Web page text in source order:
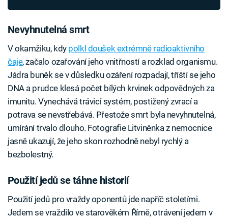
Nevyhnutelná smrt
V okamžiku, kdy polkl doušek extrémně radioaktivního
čaje, začalo ozařování jeho vnitřností a rozklad organismu.
Jádra buněk se v důsledku ozáření rozpadají, tříští se jeho
DNA a prudce klesá počet bílých krvinek odpovědných za
imunitu. Vynechává trávicí systém, postižený zvrací a
potrava se nevstřebává. Přestože smrt byla nevyhnutelná,
umírání trvalo dlouho. Fotografie Litviněnka z nemocnice
jasně ukazují, že jeho skon rozhodně nebyl rychlý a
bezbolestný.
Použití jedů se táhne historií
Použití jedů pro vraždy oponentů jde napříč stoletími.
Jedem se vraždilo ve starověkém Římě, otrávení jedem v